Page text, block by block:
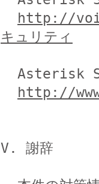
http://
キュリティ
http://
V. 謝辞